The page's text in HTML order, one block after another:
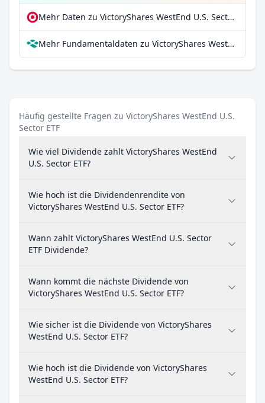
Mehr Daten zu VictoryShares WestEnd U.S. Sector ETF bei extraETF
Mehr Fundamentaldaten zu VictoryShares WestEnd U.S. Sector ETF bei Parqet
Häufig gestellte Fragen zu VictoryShares WestEnd U.S.
Sector ETF
Wie viel Dividende zahlt VictoryShares WestEnd
U.S. Sector ETF?
Wie hoch ist die Dividendenrendite von
VictoryShares WestEnd U.S. Sector ETF?
Wann zahlt VictoryShares WestEnd U.S. Sector
ETF Dividende?
Wann kommt die nächste Dividende von
VictoryShares WestEnd U.S. Sector ETF?
Wie sicher ist die Dividende von VictoryShares
WestEnd U.S. Sector ETF?
Wie hoch ist die Dividende von VictoryShares
WestEnd U.S. Sector ETF?